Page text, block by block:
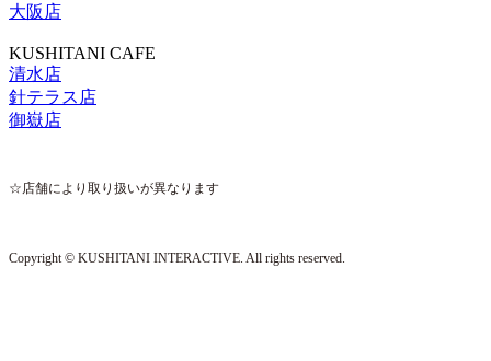
大阪店
KUSHITANI CAFE
清水店
針テラス店
御嶽店
☆店舗により取り扱いが異なります
Copyright © KUSHITANI INTERACTIVE. All rights reserved.